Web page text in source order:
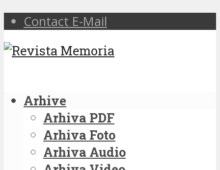
Contact E-Mail
Arhive
Arhiva PDF
Arhiva Foto
Arhiva Audio